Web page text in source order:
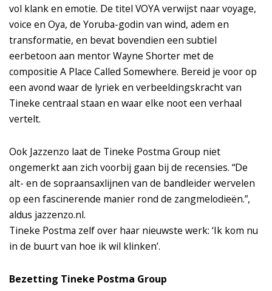
vol klank en emotie. De titel VOYA verwijst naar voyage,
voice en Oya, de Yoruba-godin van wind, adem en
transformatie, en bevat bovendien een subtiel
eerbetoon aan mentor Wayne Shorter met de
compositie A Place Called Somewhere. Bereid je voor op
een avond waar de lyriek en verbeeldingskracht van
Tineke centraal staan en waar elke noot een verhaal
vertelt.
Ook Jazzenzo laat de Tineke Postma Group niet
ongemerkt aan zich voorbij gaan bij de recensies. “De
alt- en de sopraansaxlijnen van de bandleider wervelen
op een fascinerende manier rond de zangmelodieën.”,
aldus jazzenzo.nl.
Tineke Postma zelf over haar nieuwste werk: ‘Ik kom nu
in de buurt van hoe ik wil klinken’.
Bezetting Tineke Postma Group